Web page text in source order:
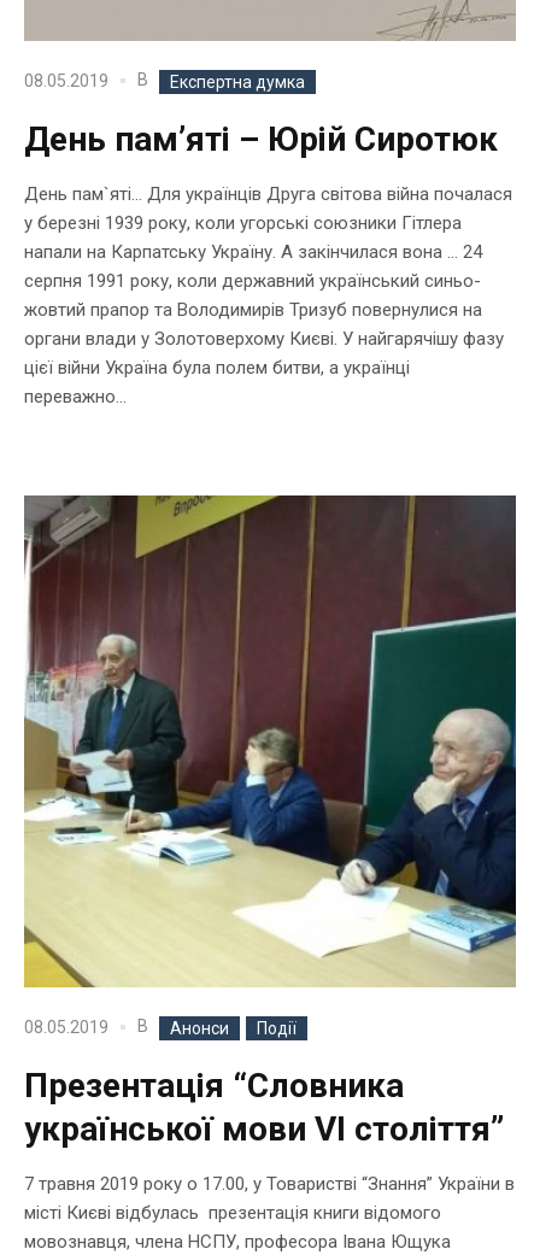
08.05.2019 В Експертна думка
День пам’яті – Юрій Сиротюк
День пам`яті… Для українців Друга світова війна почалася
у березні 1939 року, коли угорські союзники Гітлера
напали на Карпатську Україну. А закінчилася вона … 24
серпня 1991 року, коли державний український синьо-
жовтий прапор та Володимирів Тризуб повернулися на
органи влади у Золотоверхому Києві. У найгарячішу фазу
цієї війни Україна була полем битви, а українці
переважно...
08.05.2019 В Анонси Події
Презентація “Словника
української мови VI століття”
7 травня 2019 року о 17.00, у Товаристві “Знання” України в
місті Києві відбулась презентація книги відомого
мовознавця, члена НСПУ, професора Івана Ющука